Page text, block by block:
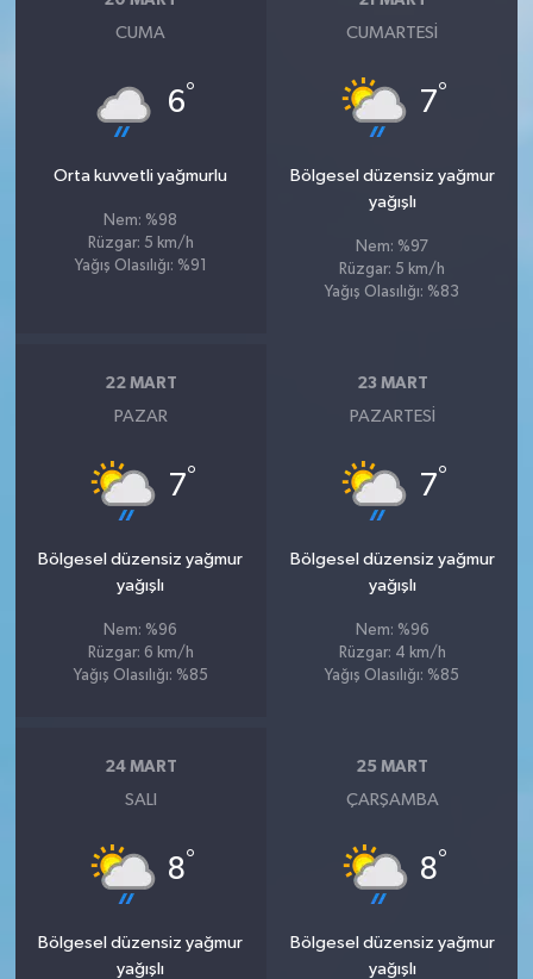
CUMA
6°
Orta kuvvetli yağmurlu
Nem: %98
Rüzgar: 5 km/h
Yağış Olasılığı: %91
CUMARTESI
7°
Bölgesel düzensiz yağmur
yağışlı
Nem: %97
Rüzgar: 5 km/h
Yağış Olasılığı: %83
22 MART
PAZAR
7°
Bölgesel düzensiz yağmur
yağışlı
Nem: %96
Rüzgar: 6 km/h
Yağış Olasılığı: %85
23 MART
PAZARTESI
7°
Bölgesel düzensiz yağmur
yağışlı
Nem: %96
Rüzgar: 4 km/h
Yağış Olasılığı: %85
24 MART
SALI
8°
Bölgesel düzensiz yağmur
yağışlı
25 MART
ÇARŞAMBA
8°
Bölgesel düzensiz yağmur
yağışlı